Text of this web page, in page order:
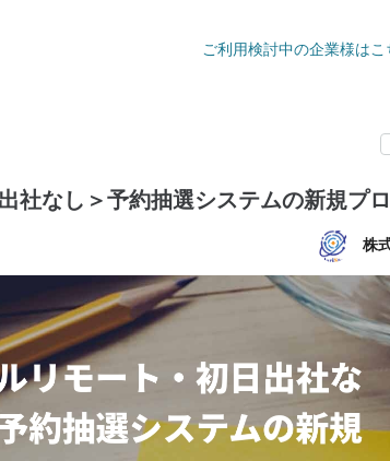
ご利用検討中の企業様はこ
社なし＞予約抽選システムの新規プ
株